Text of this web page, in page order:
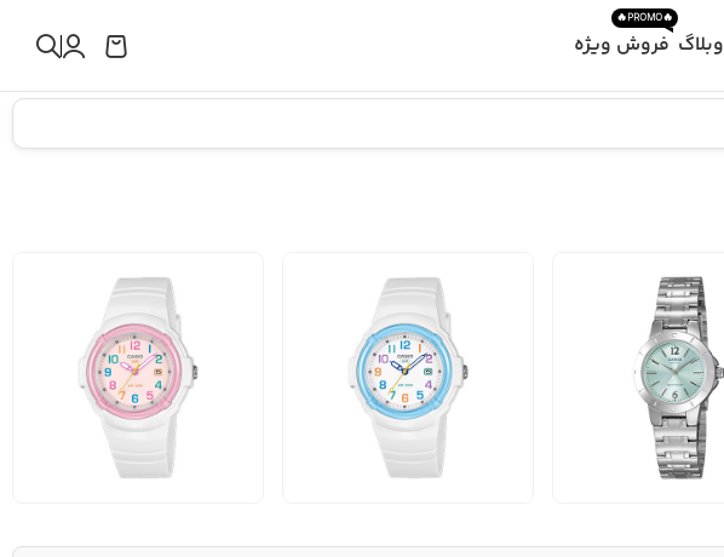
وبلاگ فروش ویژه
🔥PROMO🔥